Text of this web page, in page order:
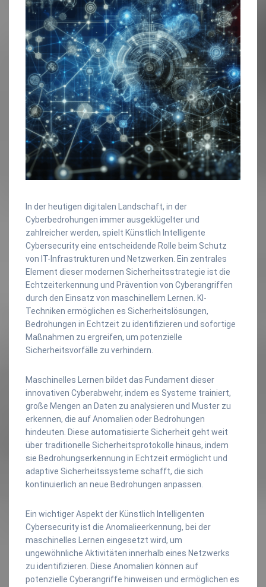
In der heutigen digitalen Landschaft, in der
Cyberbedrohungen immer ausgeklügelter und
zahlreicher werden, spielt Künstlich Intelligente
Cybersecurity eine entscheidende Rolle beim Schutz
von IT-Infrastrukturen und Netzwerken. Ein zentrales
Element dieser modernen Sicherheitsstrategie ist die
Echtzeiterkennung und Prävention von Cyberangriffen
durch den Einsatz von maschinellem Lernen. KI-
Techniken ermöglichen es Sicherheitslösungen,
Bedrohungen in Echtzeit zu identifizieren und sofortige
Maßnahmen zu ergreifen, um potenzielle
Sicherheitsvorfälle zu verhindern.
Maschinelles Lernen bildet das Fundament dieser
innovativen Cyberabwehr, indem es Systeme trainiert,
große Mengen an Daten zu analysieren und Muster zu
erkennen, die auf Anomalien oder Bedrohungen
hindeuten. Diese automatisierte Sicherheit geht weit
über traditionelle Sicherheitsprotokolle hinaus, indem
sie Bedrohungserkennung in Echtzeit ermöglicht und
adaptive Sicherheitssysteme schafft, die sich
kontinuierlich an neue Bedrohungen anpassen.
Ein wichtiger Aspekt der Künstlich Intelligenten
Cybersecurity ist die Anomalieerkennung, bei der
maschinelles Lernen eingesetzt wird, um
ungewöhnliche Aktivitäten innerhalb eines Netzwerks
zu identifizieren. Diese Anomalien können auf
potenzielle Cyberangriffe hinweisen und ermöglichen es